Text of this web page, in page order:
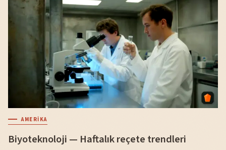
AMERIKA
Biyoteknoloji — Haftalık reçete trendleri